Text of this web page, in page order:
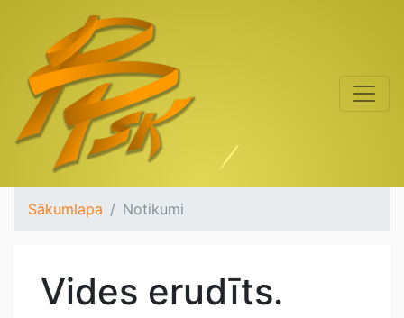
Sākumlapa Notikumi
Vides erudīts.